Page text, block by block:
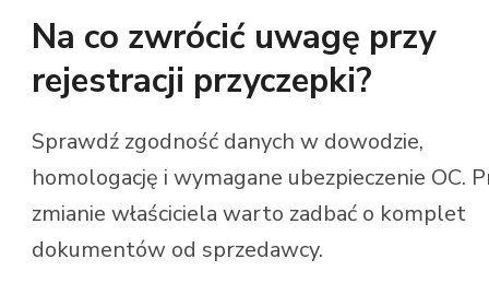
Na co zwrócić uwagę przy
rejestracji przyczepki?
Sprawdź zgodność danych w dowodzie,
homologację i wymagane ubezpieczenie OC.
zmianie właściciela warto zadbać o komplet
dokumentów od sprzedawcy.